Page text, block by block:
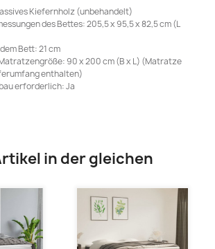
Kiefernholz (unbehandelt)
des Bettes: 205,5 x 95,5 x 82,5 cm (L
Bett: 21 cm
90 x 200 cm (B x L) (Matratze
enthalten)
erforderlich: Ja
in der gleichen